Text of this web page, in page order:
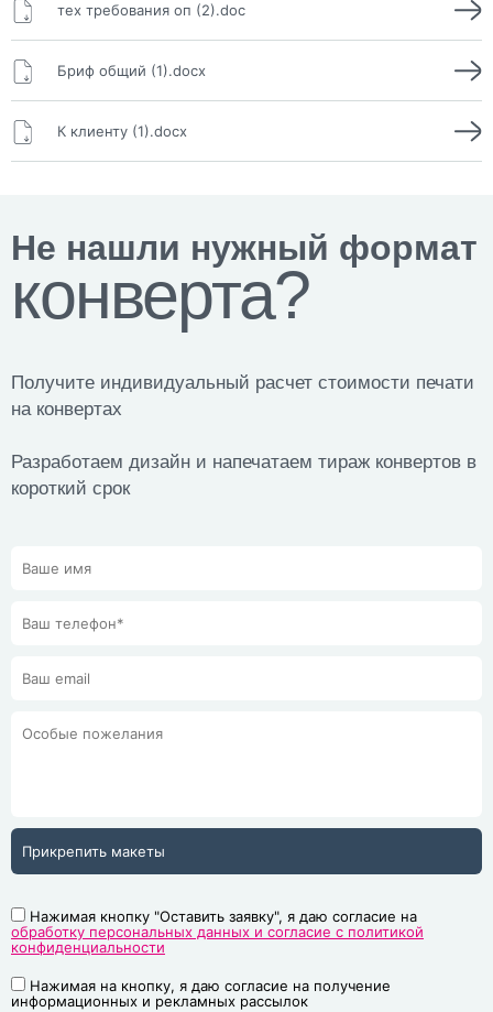
тех требования оп (2).doc
Бриф общий (1).docx
К клиенту (1).docx
Не нашли нужный формат
конверта?
Получите индивидуальный расчет стоимости печати
на конвертах
Разработаем дизайн и напечатаем тираж конвертов в
короткий срок
Прикрепить макеты
Нажимая кнопку "Оставить заявку", я даю согласие на
обработку персональных данных и согласие с политикой
конфиденциальности
Нажимая на кнопку, я даю согласие на получение
информационных и рекламных рассылок